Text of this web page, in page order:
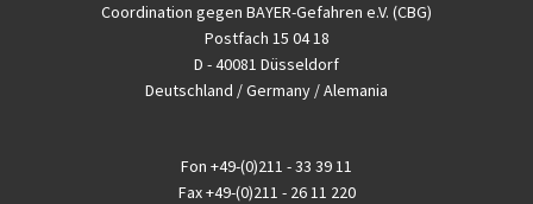
Coordination gegen BAYER-Gefahren e.V. (CBG)
Postfach 15 04 18
D - 40081 Düsseldorf
Deutschland / Germany / Alemania
Fon +49-(0)211 - 33 39 11
Fax+49-(0)211 - 26 11 220